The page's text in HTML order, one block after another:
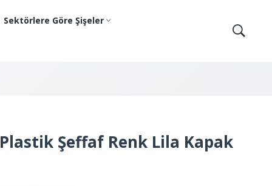
Sektörlere Göre Şişeler
Şeffaf Renk Lila Kapak